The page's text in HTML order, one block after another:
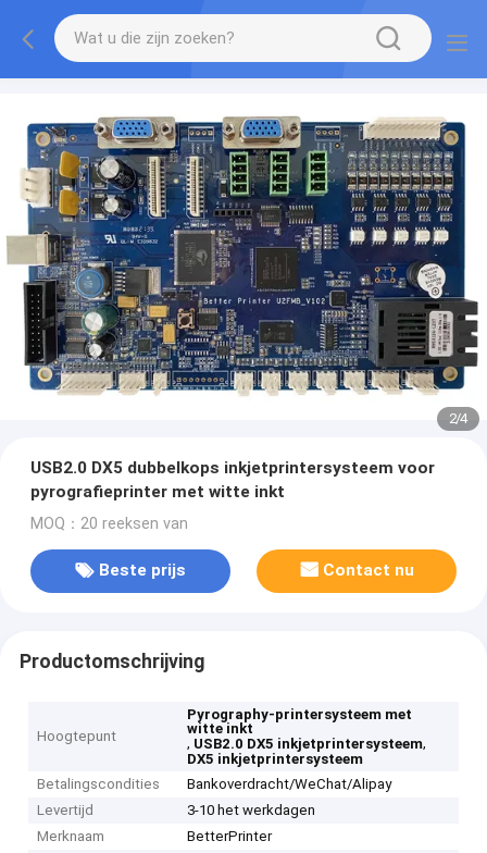
2/4
USB2.0 DX5 dubbelkops inkjetprintersysteem voor
pyrografieprinter met witte inkt
MOQ：20 reeksen van
Beste prijs Contact nu
Productomschrijving
Hoogtepunt
Pyrography-printersysteem met
witte inkt
, USB2.0 DX5 inkjetprintersysteem,
DX5 inkjetprintersysteem
Betalingscondities
Bankoverdracht/WeChat/Alipay
Levertijd
3-10 het werkdagen
Merknaam
BetterPrinter